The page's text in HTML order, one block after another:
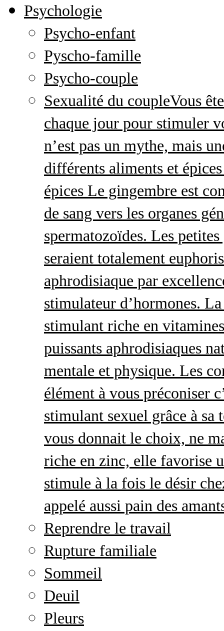
Psychologie
Psycho-enfant
Pyscho-famille
Psycho-couple
Sexualité du coupleVous
chaque jour pour stimuler
n’est pas un mythe, mais
différents aliments et
épices Le gingembre est
de sang vers les organes
spermatozoïdes. Les
seraient totalement
aphrodisiaque par
stimulateur d’hormones.
stimulant riche en
puissants aphrodisiaques
mentale et physique. Les
élément à vous préconiser
stimulant sexuel grâce à sa
vous donnait le choix, ne
riche en zinc, elle favorise
stimule à la fois le désir
appelé aussi pain des
Reprendre le travail
Rupture familiale
Sommeil
Deuil
Pleurs